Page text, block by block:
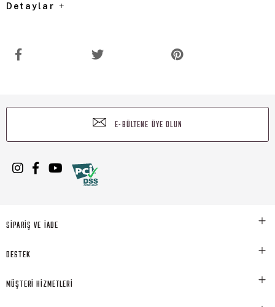
Detaylar
E-BÜLTENE ÜYE OLUN
SİPARİŞ VE İADE
DESTEK
MÜŞTERİ HİZMETLERİ